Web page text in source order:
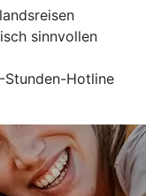
sinnvollen
Hotline